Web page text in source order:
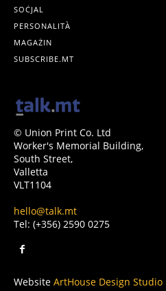
SOĊJAL
PERSONALITÀ
MAGAŻIN
SUBSCRIBE.MT
© Union Print Co. Ltd
Worker's Memorial Building,
South Street,
Valletta
VLT1104
hello@talk.mt
Tel: (+356) 2590 0275
Website ArtHouse Design Studio